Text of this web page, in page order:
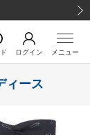
ログイン メニュー
ィース